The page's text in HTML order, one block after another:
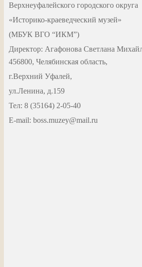
Верхнеуфалейского городского округа
«Историко-краеведческий музей»
(МБУК ВГО “ИКМ”)
Директор: Агафонова Светлана
456800, Челябинская область,
г.Верхний Уфалей,
ул.Ленина, д.159
Тел: 8 (35164) 2-05-40
Е-mail: boss.muzey@mail.ru